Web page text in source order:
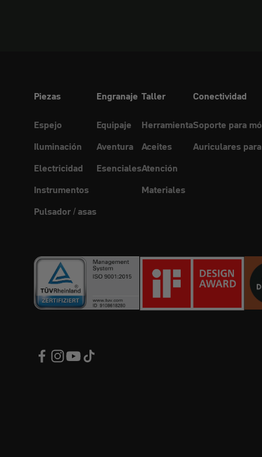
Piezas
Espejo
Iluminación
Electricidad
Instrumentos
Pulsador / asas
Engranaje
Equipaje
Aventura
Esenciales
Taller
Herramienta
Aceites
Atención
Materiales
Conectividad
Soporte para
Auriculares